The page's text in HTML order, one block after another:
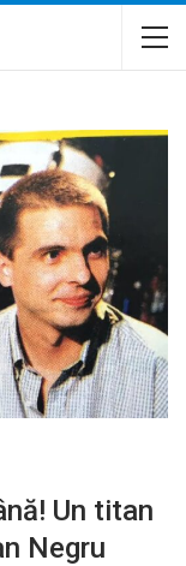
Un titan
Negru